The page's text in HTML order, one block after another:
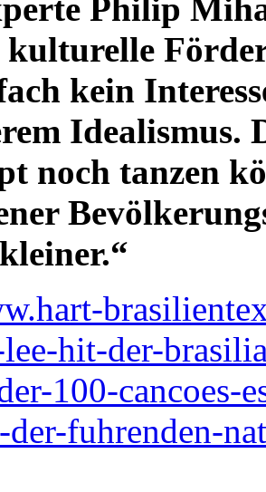
Philip
kein
Idealismus.
noch tanzen
hit-der-
100-cancoes-
der-fuhrenden-